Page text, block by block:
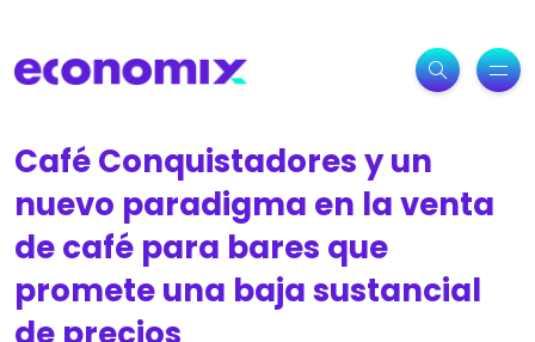
Café Conquistadores y un
nuevo paradigma en la venta
de café para bares que
promete una baja sustancial